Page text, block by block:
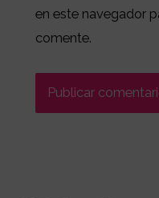
en este navegador
comente.